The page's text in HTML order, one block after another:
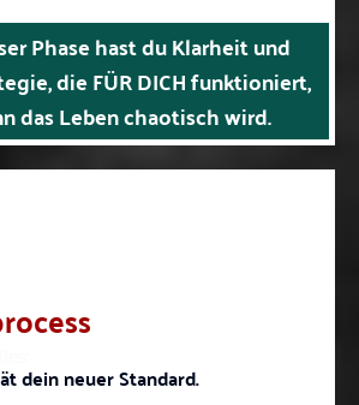
Phase hast du Klarheit und
die FÜR DICH funktioniert,
das Leben chaotisch wird.
dein neuer Standard.